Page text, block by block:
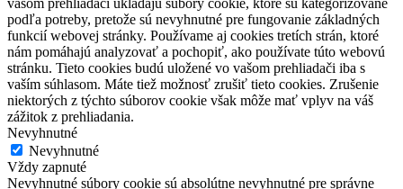
vašom prehliadači ukladajú súbory cookie, ktoré sú kategorizované
podľa potreby, pretože sú nevyhnutné pre fungovanie základných
funkcií webovej stránky. Používame aj cookies tretích strán, ktoré
nám pomáhajú analyzovať a pochopiť, ako používate túto webovú
stránku. Tieto cookies budú uložené vo vašom prehliadači iba s
vaším súhlasom. Máte tiež možnosť zrušiť tieto cookies. Zrušenie
niektorých z týchto súborov cookie však môže mať vplyv na váš
zážitok z prehliadania.
Nevyhnutné
Nevyhnutné
Vždy zapnuté
Nevyhnutné súbory cookie sú absolútne nevyhnutné pre správne